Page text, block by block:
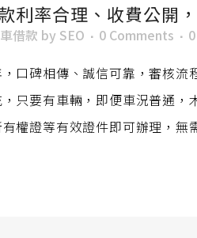
利率合理、收費公開
借款 by SEO 0 Comments 0
口碑相傳、誠信可靠，審核
只要有車輛，即便車況普通
權證等有效證件即可辦理，